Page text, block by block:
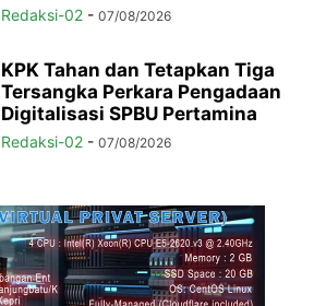
Redaksi-02 - 07/08/2026
KPK Tahan dan Tetapkan Tiga
Tersangka Perkara Pengadaan
Digitalisasi SPBU Pertamina
Redaksi-02 - 07/08/2026